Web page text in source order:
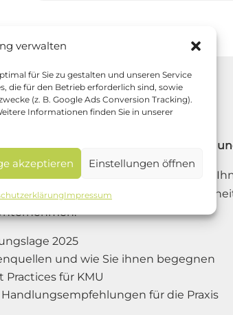
verwalten
für Sie zu gestalten und unseren Service
die für den Betrieb erforderlich sind, sowie
(z. B. Google Ads Conversion Tracking).
Informationen finden Sie in unserer
akzeptieren Einstellungen öffnen
Impressum
Q3 2025
im Mittelstand: Strategien, Risiken
IT-Whitepaper Q3 2025
bietet
der
2025
und wie Sie ihnen begegnen
Practices für KMU
für die Praxis